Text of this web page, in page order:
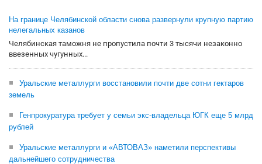
На границе Челябинской области снова развернули крупную партию
нелегальных казанов
Челябинская таможня не пропустила почти 3 тысячи незаконно
ввезенных чугунных...
Уральские металлурги восстановили почти две сотни гектаров
земель
Генпрокуратура требует у семьи экс-владельца ЮГК еще 5 млрд
рублей
Уральские металлурги и «АВТОВАЗ» наметили перспективы
дальнейшего сотрудничества